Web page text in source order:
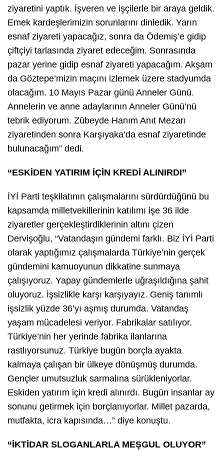
ziyaretini yaptık. İşveren ve işçilerle bir araya geldik.
Emek kardeşlerimizin sorunlarını dinledik. Yarın
esnaf ziyareti yapacağız, sonra da Ödemiş’e gidip
çiftçiyi tarlasında ziyaret edeceğim. Sonrasında
pazar yerine gidip esnaf ziyareti yapacağım. Akşam
da Göztepe’mizin maçını izlemek üzere stadyumda
olacağım. 10 Mayıs Pazar günü Anneler Günü.
Annelerin ve anne adaylarının Anneler Günü’nü
tebrik ediyorum. Zübeyde Hanım Anıt Mezarı
ziyaretinden sonra Karşıyaka’da esnaf ziyaretinde
bulunacağım” dedi.
“ESKİDEN YATIRIM İÇİN KREDİ ALINIRDI”
İYİ Parti teşkilatının çalışmalarını sürdürdüğünü bu
kapsamda milletvekillerinin katılımı işe 36 ilde
ziyaretler gerçekleştirdiklerinin altını çizen
Dervişoğlu, “Vatandaşın gündemi farklı. Biz İYİ Parti
olarak yaptığımız çalışmalarda Türkiye’nin gerçek
gündemini kamuoyunun dikkatine sunmaya
çalışıyoruz. Yapay gündemlerle uğraşıldığına şahit
oluyoruz. İşsizlikle karşı karşıyayız. Geniş tanımlı
işsizlik yüzde 36’yı aşmış durumda. Vatandaş
yaşam mücadelesi veriyor. Fabrikalar satılıyor.
Türkiye’nin her yerinde fabrika ilanlarına
rastlıyorsunuz. Türkiye bugün borçla ayakta
kalmaya çalışan bir ülkeye dönüşmüş durumda.
Gençler umutsuzluk sarmalına sürükleniyorlar.
Eskiden yatırım için kredi alınırdı. Bugün insanlar ay
sonunu getirmek için borçlanıyorlar. Millet pazarda,
mutfakta, icra kapısında…” diye konuştu.
“İKTİDAR SLOGANLARLA MEŞGUL OLUYOR”